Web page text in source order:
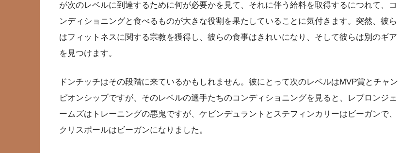
が次のレベルに到達するために何が必要かを見て、それに伴う給料を取得するにつれて、コ
ンディショニングと食べるものが大きな役割を果たしていることに気付きます。突然、彼ら
はフィットネスに関する宗教を獲得し、彼らの食事はきれいになり、そして彼らは別のギア
を見つけます。
ドンチッチはその段階に来ているかもしれません。彼にとって次のレベルはMVP賞とチャン
ピオンシップですが、そのレベルの選手たちのコンディショニングを見ると、レブロンジェ
ームズはトレーニングの悪鬼ですが、ケビンデュラントとステフィンカリーはビーガンで、
クリスポールはビーガンになりました。